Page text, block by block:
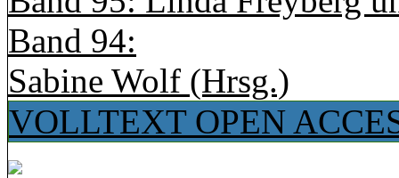
Band 94:
Sabine Wolf (Hrsg.)
VOLLTEXT OPEN